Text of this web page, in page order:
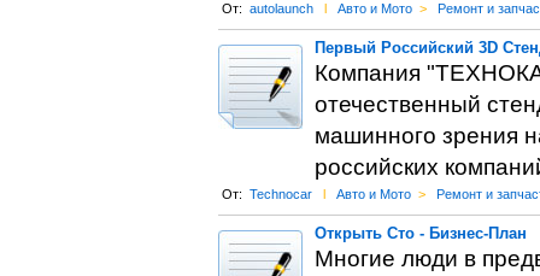
От: autolaunch l Авто и Мото > Ремонт и
Первый Российский 3D
Компания
отечественный
машинного зрения
российских
От: Technocar l Авто и Мото > Ремонт и
Открыть Сто - Бизнес-План
Многие люди в